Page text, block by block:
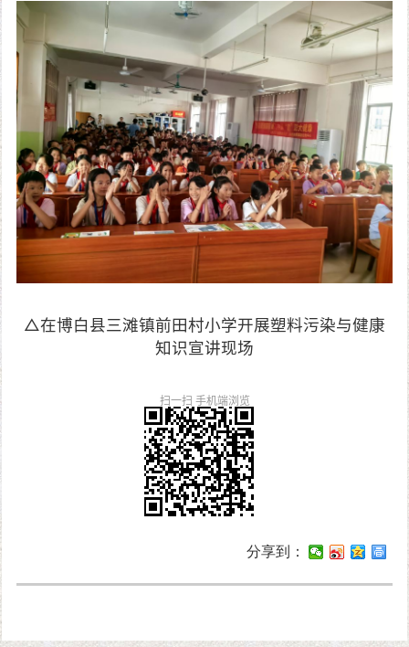
△在博白县三滩镇前田村小学开展塑料污染与健康
知识宣讲现场
扫一扫 手机端浏览
分享到：